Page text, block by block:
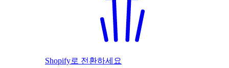
Shopify로 전환하세요